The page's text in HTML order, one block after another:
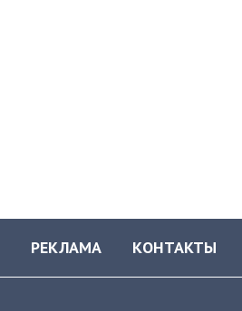
РЕКЛАМА КОНТАКТЫ